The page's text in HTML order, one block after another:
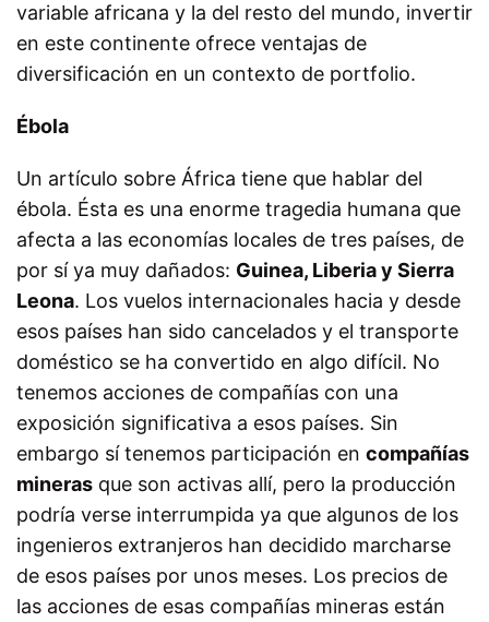
variable africana y la del resto del mundo, invertir
en este continente ofrece ventajas de
diversificación en un contexto de portfolio.
Ébola
Un artículo sobre África tiene que hablar del
ébola. Ésta es una enorme tragedia humana que
afecta a las economías locales de tres países, de
por sí ya muy dañados: Guinea, Liberia y Sierra
Leona. Los vuelos internacionales hacia y desde
esos países han sido cancelados y el transporte
doméstico se ha convertido en algo difícil. No
tenemos acciones de compañías con una
exposición significativa a esos países. Sin
embargo sí tenemos participación en compañías
mineras que son activas allí, pero la producción
podría verse interrumpida ya que algunos de los
ingenieros extranjeros han decidido marcharse
de esos países por unos meses. Los precios de
las acciones de esas compañías mineras están